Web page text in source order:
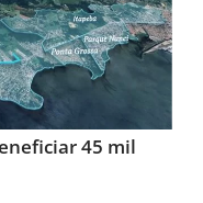
45 mil